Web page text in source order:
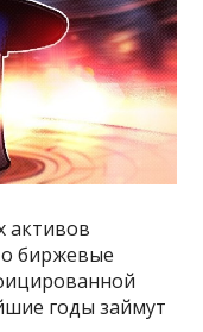
активов
биржевые
годы займут